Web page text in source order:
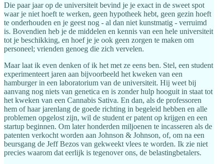
Die paar jaar op de universiteit bevind je je exact in de sweet spot
waar je niet hoeft te werken, geen hypotheek hebt, geen gezin hoeft
te onderhouden en je geest nog - al dan niet kunstmatig - verruimd
is. Bovendien heb je de middelen en kennis van een hele universiteit
tot je beschikking, en hoef je je ook geen zorgen te maken om
personeel; vrienden genoeg die zich vervelen.
Maar laat ik even denken of ik het met ze eens ben. Stel, een student
experimenteert jaren aan bijvoorbeeld het kweken van een
hamburger in een laboratorium van de universiteit. Hij weet bij
aanvang nog niets van genetica en is zonder hulp hooguit in staat tot
het kweken van een Cannabis Sativa. En dan, als de professoren
hem of haar jarenlang de goede richting in begeleid hebben en alle
problemen opgelost zijn, wil de student er patent op krijgen en een
startup beginnen. Om later honderden miljoenen te incasseren als de
patenten verkocht worden aan Johnson & Johnson, of, om na een
beursgang de Jeff Bezos van gekweekt vlees te worden. Ik zie niet
precies waarom dat eerlijk is tegenover ons, de belastingbetalers.